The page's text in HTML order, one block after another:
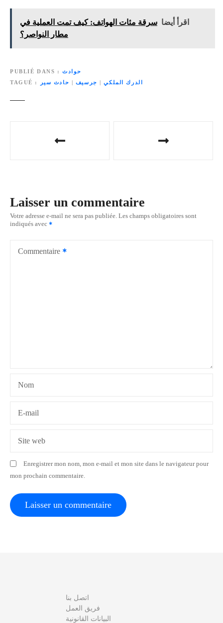
اقرأ أيضا سرقة مئات الهواتف: كيف تمت العملية في
مطار النواصر؟
PUBLIÉ DANS
حوادث
TAGUÉ
الدرك الملكي| جرسيف | حادث سير
g
a
t
i
c
l
Laisser un commentaire
Votre adresse e-mail ne sera pas publiée. Les champs obligatoires sont
indiqués avec
Commentaire
Nom
E-mail
Site web
Enregistrer mon nom, mon e-mail et mon site dans le navigateur pour
mon prochain commentaire.
اتصل بنا
فريق العمل
البيانات القانونية